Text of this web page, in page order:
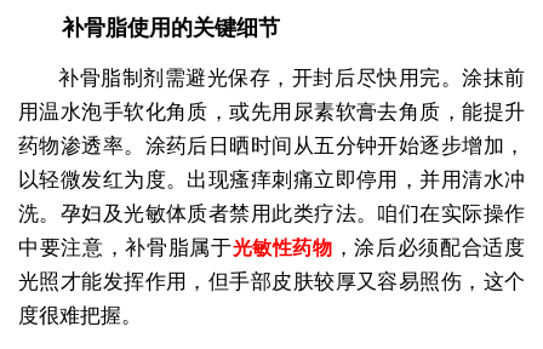
补骨脂使用的关键细节
补骨脂制剂需避光保存，开封后尽快用完。涂抹前
用温水泡手软化角质，或先用尿素软膏去角质，能提升
药物渗透率。涂药后日晒时间从五分钟开始逐步增加，
以轻微发红为度。出现瘙痒刺痛立即停用，并用清水冲
洗。孕妇及光敏体质者禁用此类疗法。咱们在实际操作
中要注意，补骨脂属于光敏性药物 ，涂后必须配合适度
光照才能发挥作用，但手部皮肤较厚又容易照伤，这个
度很难把握。